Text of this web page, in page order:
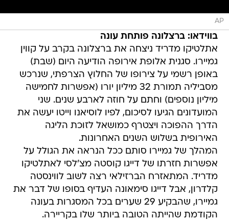
AP
בווידאו: ברצלונה פותחת עונה
אתלטיקו מדריד ניצחה את ברצלונה בקרב על קווין
גמיירו. סגנית אלופת אירופה הודיעה היום (שבת)
באופן רשמי על צירופו של החלוץ הצרפתי, שנרכש
מסביליה תמורת 32 מיליון יורו (אפשרות לחמישה
מיליון נוספים) וחתם על חוזה לארבע שנים. שני
המועדונים הגיעו לסיכום, לפיו לוסיאנו וייטו יעשה את
הדרך ההפוכה ויצטרף כמושאל לזוכת הליגה
האירופית בשלוש השנים האחרונות.
המהלך של גמיירו סותם ככל הנראה את הגולל על
אפשרות חזרתו של דייגו קוסטה מצ'לסי לאתלטיקו
מדריד. המתאזרח הברזילאי רצה לשוב לווינסטה
קלדרון, אבל דייגו סימאונה העדיף בסופו של דבר את
גמיירו, שהבקיע 29 שערים בכל המסגרות בעונה
הקודמת שהייתה הטובה ביותר שלו בקריירה.